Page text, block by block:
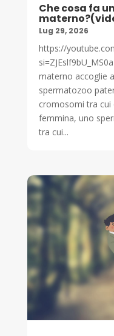
Che cosa fa
Lug 29, 2026
https://
materno accoglie
spermatozoo
cromosomi tra cui
femmina, uno
tra cui...